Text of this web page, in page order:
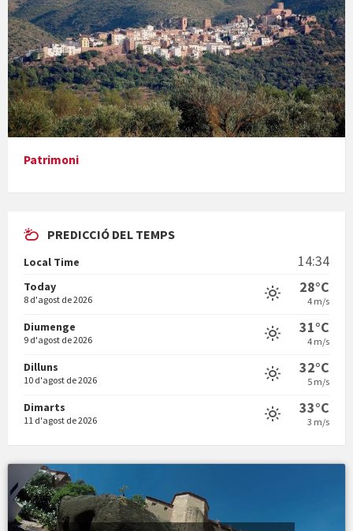
Presentació del llibre &quot;La mare&quot;, d'Emma Zafon
En Bum
Vermuts a la Font. Hit parit
Patrimoni
PREDICCIÓ DEL TEMPS
Local Time 14:34
Today
8 d'agost de 2026
28°C
4 m/s
Diumenge
9 d'agost de 2026
31°C
4 m/s
Dilluns
10 d'agost de 2026
32°C
5 m/s
Dimarts
11 d'agost de 2026
33°C
3 m/s